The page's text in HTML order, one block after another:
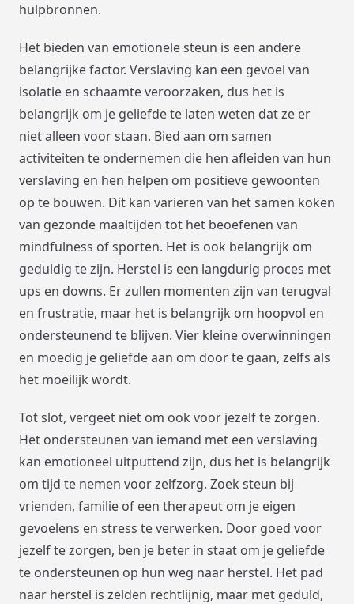
hulpbronnen.
Het bieden van emotionele steun is een andere
belangrijke factor. Verslaving kan een gevoel van
isolatie en schaamte veroorzaken, dus het is
belangrijk om je geliefde te laten weten dat ze er
niet alleen voor staan. Bied aan om samen
activiteiten te ondernemen die hen afleiden van hun
verslaving en hen helpen om positieve gewoonten
op te bouwen. Dit kan variëren van het samen koken
van gezonde maaltijden tot het beoefenen van
mindfulness of sporten. Het is ook belangrijk om
geduldig te zijn. Herstel is een langdurig proces met
ups en downs. Er zullen momenten zijn van terugval
en frustratie, maar het is belangrijk om hoopvol en
ondersteunend te blijven. Vier kleine overwinningen
en moedig je geliefde aan om door te gaan, zelfs als
het moeilijk wordt.
Tot slot, vergeet niet om ook voor jezelf te zorgen.
Het ondersteunen van iemand met een verslaving
kan emotioneel uitputtend zijn, dus het is belangrijk
om tijd te nemen voor zelfzorg. Zoek steun bij
vrienden, familie of een therapeut om je eigen
gevoelens en stress te verwerken. Door goed voor
jezelf te zorgen, ben je beter in staat om je geliefde
te ondersteunen op hun weg naar herstel. Het pad
naar herstel is zelden rechtlijnig, maar met geduld,